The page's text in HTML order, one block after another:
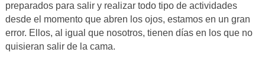
preparados para salir y realizar todo tipo de actividades
desde el momento que abren los ojos, estamos en un gran
error. Ellos, al igual que nosotros, tienen días en los que no
quisieran salir de la cama.